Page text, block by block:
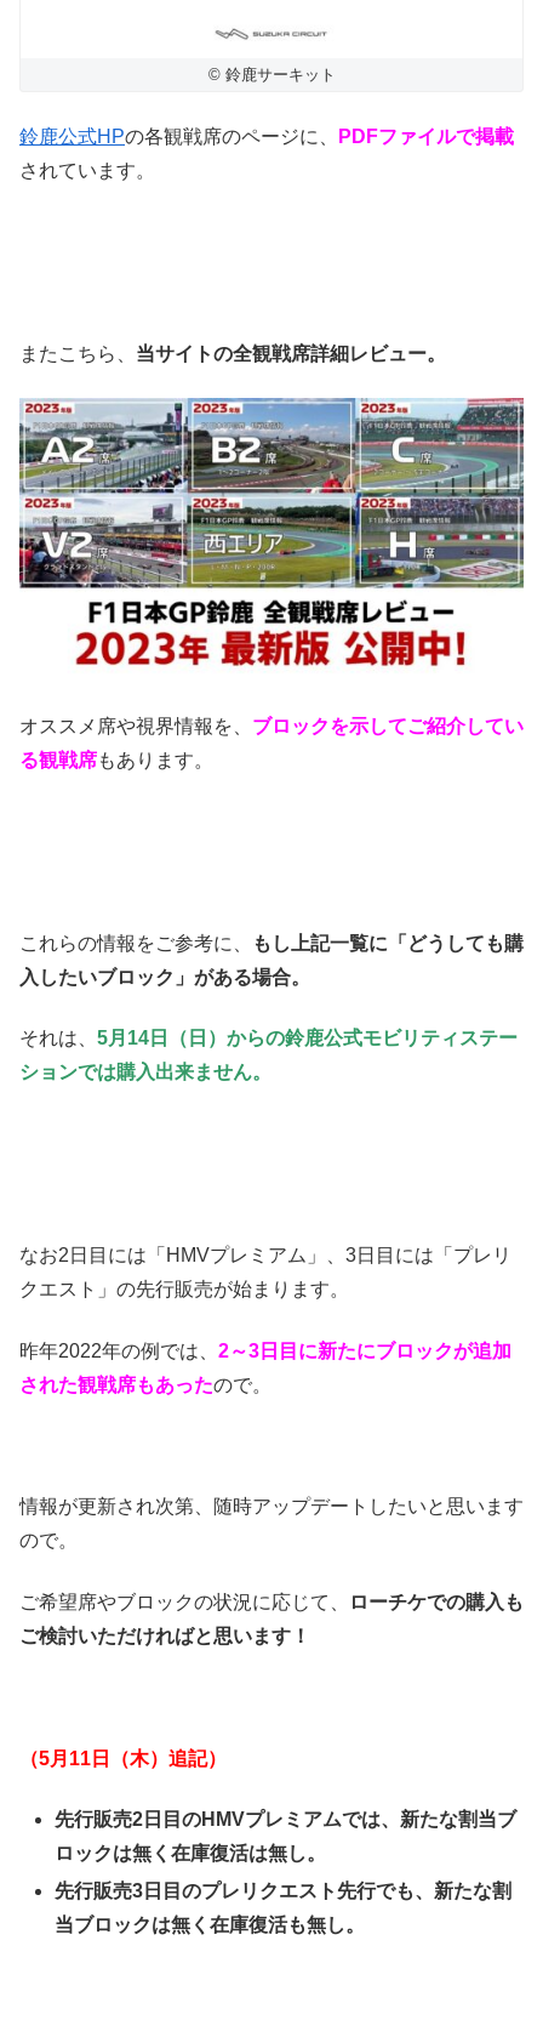
© 鈴鹿サーキット
鈴鹿公式HPの各観戦席のページに、
PDFファイルで掲載
されています。
またこちら、 当サイトの全観戦席詳細レビュー。
オススメ席や視界情報を、 ブロックを示してご紹介してい
る観戦席もあります。
これらの情報をご参考に、
もし上記一覧に「どうしても購
入したいブロック」がある場合。
それは、 5月14日（日）からの鈴鹿公式モビリティステー
ションでは購入出来ません。
なお2日目には「HMVプレミアム」、3日目には「プレリ
クエスト」の先行販売が始まります。
昨年2022年の例では、 2～3日目に新たにブロックが追加
された観戦席もあったので。
情報が更新され次第、随時アップデートしたいと思います
ので。
ご希望席やブロックの状況に応じて、
ローチケでの購入も
ご検討いただければと思います！
（5月11日（木）追記）
先行販売2日目のHMVプレミアムでは、新たな割当ブ
ロックは無く在庫復活は無し。
先行販売3日目のプレリクエスト先行でも、新たな割
当ブロックは無く在庫復活も無し。